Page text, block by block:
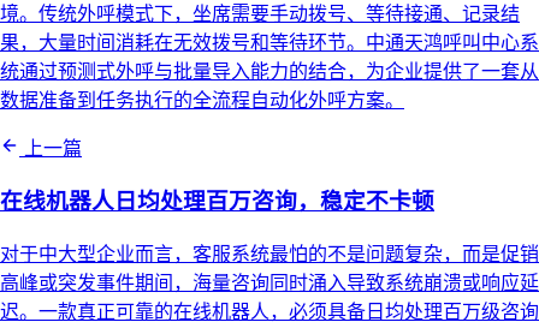
境。传统外呼模式下，坐席需要手动拨号、等待接通、记录结
果，大量时间消耗在无效拨号和等待环节。中通天鸿呼叫中心系
统通过预测式外呼与批量导入能力的结合，为企业提供了一套从
数据准备到任务执行的全流程自动化外呼方案。
上一篇
在线机器人日均处理百万咨询，稳定不卡顿
对于中大型企业而言，客服系统最怕的不是问题复杂，而是促销
高峰或突发事件期间，海量咨询同时涌入导致系统崩溃或响应延
迟。一款真正可靠的在线机器人，必须具备日均处理百万级咨询